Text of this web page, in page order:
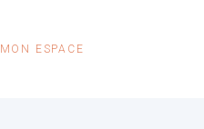
MON ESPACE